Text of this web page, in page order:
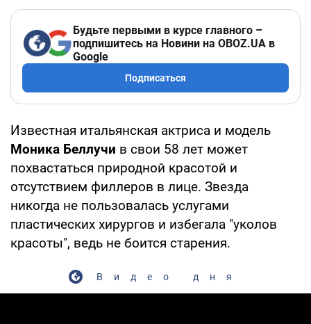
Будьте первыми в курсе главного –
подпишитесь на Новини на OBOZ.UA в
Google
Подписаться
Известная итальянская актриса и модель
Моника Беллучи в свои 58 лет может
похвастаться природной красотой и
отсутствием филлеров в лице. Звезда
никогда не пользовалась услугами
пластических хирургов и избегала "уколов
красоты", ведь не боится старения.
Видео дня